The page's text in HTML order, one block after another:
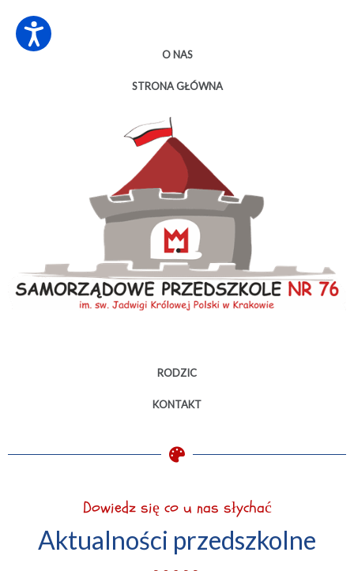
O NAS
STRONA GŁÓWNA
RODZIC
KONTAKT
Dowiedz się co u nas słychać
Aktualności przedszkolne